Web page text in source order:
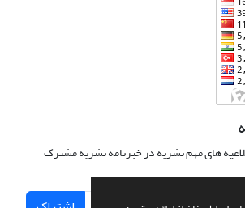
های مهم نشریه در خبرنامه نشریه مشترک